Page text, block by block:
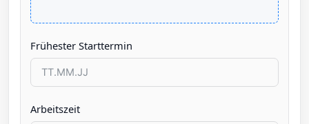
Frühester Starttermin
Arbeitszeit